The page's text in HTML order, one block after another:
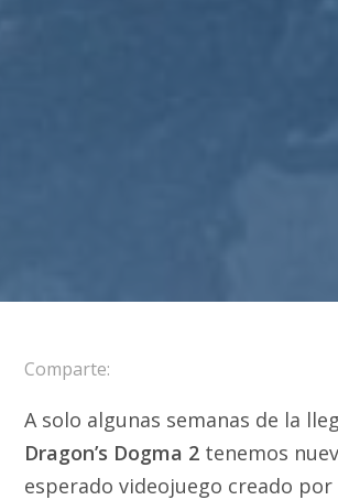
Comparte:
A solo algunas semanas de la
Dragon’s Dogma 2 tenemos
esperado videojuego creado por